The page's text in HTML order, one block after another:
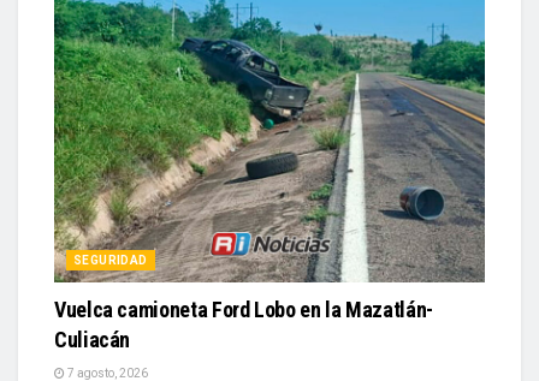
SEGURIDAD
Vuelca camioneta Ford Lobo en la Mazatlán-
Culiacán
7 agosto, 2026